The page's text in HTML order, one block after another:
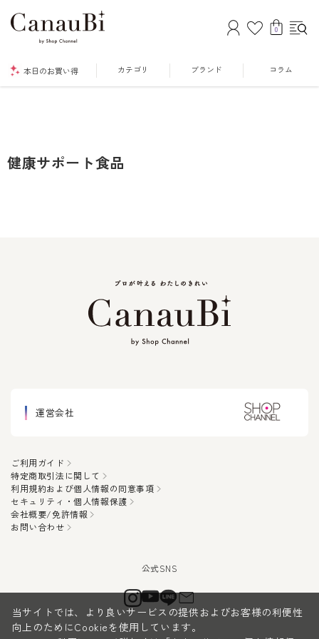
0
本日のお買い得 カテゴリ ブランド コラム
健康サポート食品
運営会社
ご利用ガイド
特定商取引法に関して
利用規約および個人情報の同意事項
セキュリティ・個人情報保護
会社概要/免許情報
お問い合わせ
当サイトでは、より良いサービスの提供およびお客様の利便性
向上のためにCookieを使用しています。